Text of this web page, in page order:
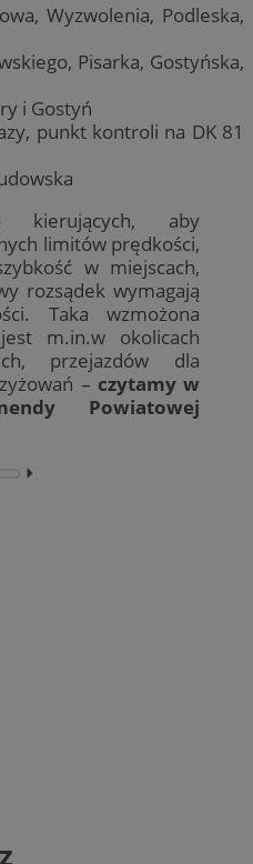
Wyzwolenia, Podleska,
Pisarka, Gostyńska,
i Gostyń
punkt kontroli na DK 81
aby
limitów prędkości,
w miejscach,
rozsądek wymagają
Taka wzmożona
m.in.w okolicach
przejazdów dla
– czytamy w
Powiatowej
⏵︎